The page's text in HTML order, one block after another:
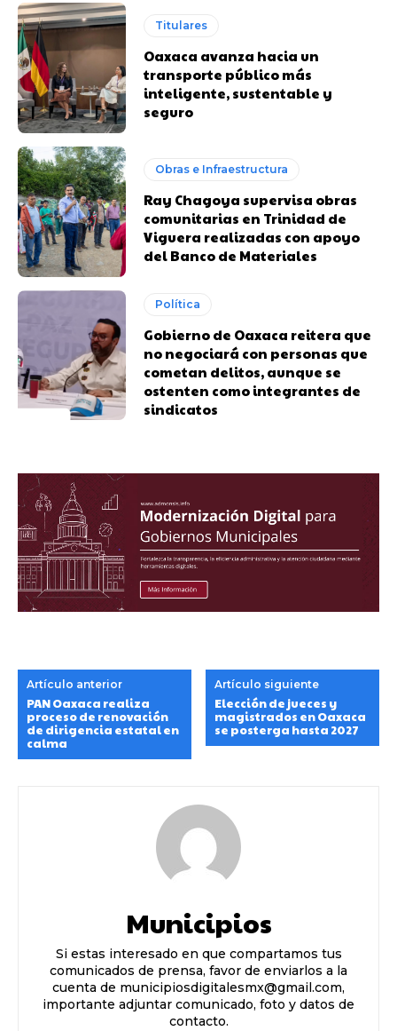
Titulares
Oaxaca avanza hacia un
transporte público más
inteligente, sustentable y
seguro
Obras e Infraestructura
Ray Chagoya supervisa obras
comunitarias en Trinidad de
Viguera realizadas con apoyo
del Banco de Materiales
Política
Gobierno de Oaxaca reitera que
no negociará con personas que
cometan delitos, aunque se
ostenten como integrantes de
sindicatos
Artículo anterior
PAN Oaxaca realiza
proceso de renovación
de dirigencia estatal en
calma
Artículo siguiente
Elección de jueces y
magistrados en Oaxaca
se posterga hasta 2027
Municipios
Si estas interesado en que compartamos tus
comunicados de prensa, favor de enviarlos a la
cuenta de municipiosdigitalesmx@gmail.com,
importante adjuntar comunicado, foto y datos de
contacto.